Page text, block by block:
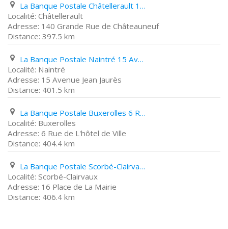
La Banque Postale Châtellerault 140 Grande Rue de Châteauneuf
Châtellerault
140 Grande Rue de Châteauneuf
397.5 km
La Banque Postale Naintré 15 Avenue Jean Jaurès
Naintré
15 Avenue Jean Jaurès
401.5 km
La Banque Postale Buxerolles 6 Rue de L'hôtel de Ville
Buxerolles
6 Rue de L'hôtel de Ville
404.4 km
La Banque Postale Scorbé-Clairvaux 16 Place de La Mairie
Scorbé-Clairvaux
16 Place de La Mairie
406.4 km